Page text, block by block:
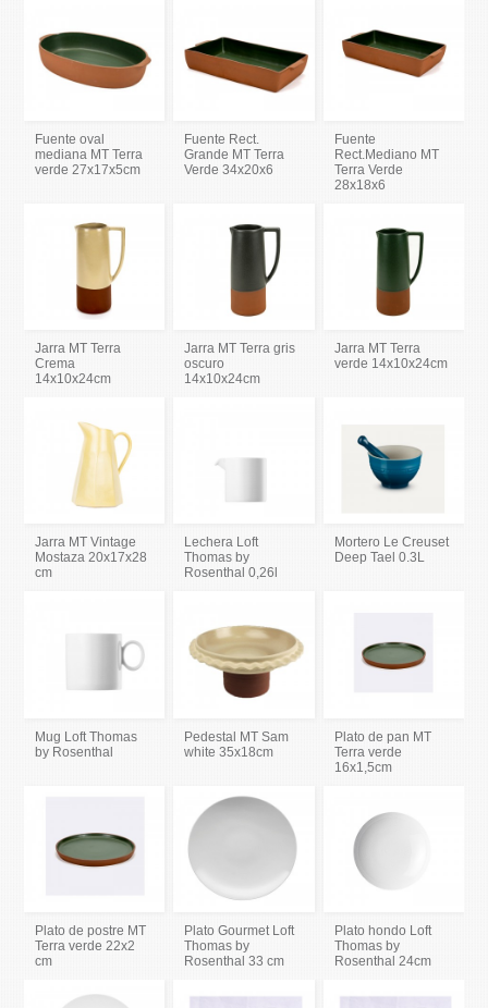
Fuente oval
mediana MT Terra
verde 27x17x5cm
Fuente Rect.
Grande MT Terra
Verde 34x20x6
Fuente
Rect.Mediano MT
Terra Verde
28x18x6
Jarra MT Terra
Crema
14x10x24cm
Jarra MT Terra gris
oscuro
14x10x24cm
Jarra MT Terra
verde 14x10x24cm
Jarra MT Vintage
Mostaza 20x17x28
cm
Lechera Loft
Thomas by
Rosenthal 0,26l
Mortero Le Creuset
Deep Tael 0.3L
Mug Loft Thomas
by Rosenthal
Pedestal MT Sam
white 35x18cm
Plato de pan MT
Terra verde
16x1,5cm
Plato de postre MT
Terra verde 22x2
cm
Plato Gourmet Loft
Thomas by
Rosenthal 33 cm
Plato hondo Loft
Thomas by
Rosenthal 24cm